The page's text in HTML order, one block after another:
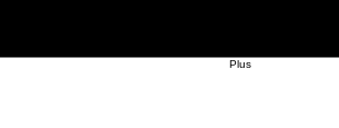
Plus